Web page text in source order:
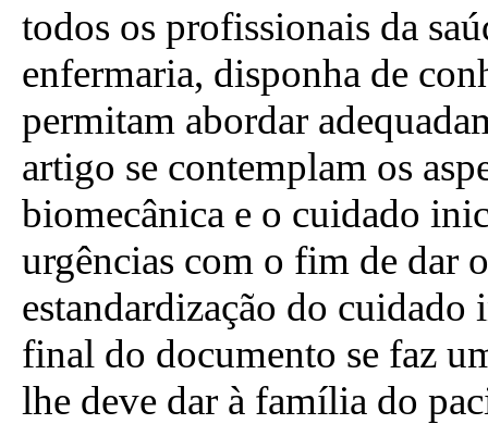
todos os profissionais da
enfermaria, disponha de
permitam abordar
artigo se contemplam os
biomecânica e o cuidado
urgências com o fim de dar
estandardização do
final do documento se faz
lhe deve dar à família do